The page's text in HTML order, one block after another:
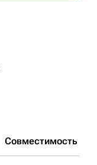
Совместимость